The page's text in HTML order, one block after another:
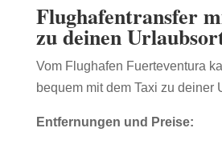
Flughafentransfer
zu deinen
Vom Flughafen Fuerteventura
bequem mit dem Taxi zu deiner
Entfernungen und Preise: